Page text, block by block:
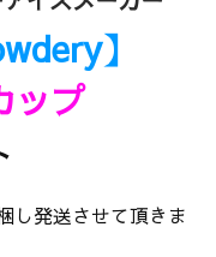
】
プ
し発送させて頂きま